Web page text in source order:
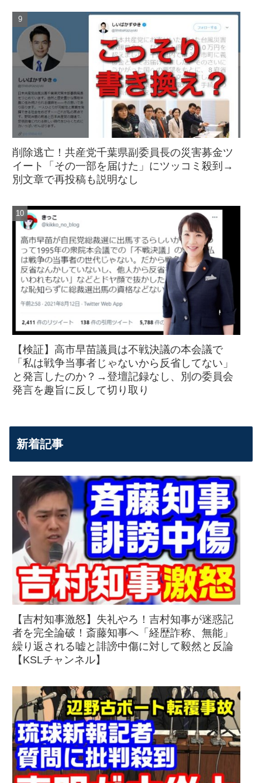
削除逃亡！共産党千葉県副委員長の災害募金ツ
イート「その一部を届けた」にツッコミ殺到→
別文章で再投稿も説明なし
【検証】高市早苗議員は不戦決議の本会議で
「私は戦争当事者じゃないから反省してない」
と発言したのか？→登壇記録なし、別の委員会
発言を趣旨に反して切り取り
新着記事
【吉村知事激怒】失礼やろ！吉村知事が迷惑記
者を完全論破！斎藤知事へ「経歴詐称、無能」
繰り返される嘘と誹謗中傷に対して毅然と反論
【KSLチャンネル】